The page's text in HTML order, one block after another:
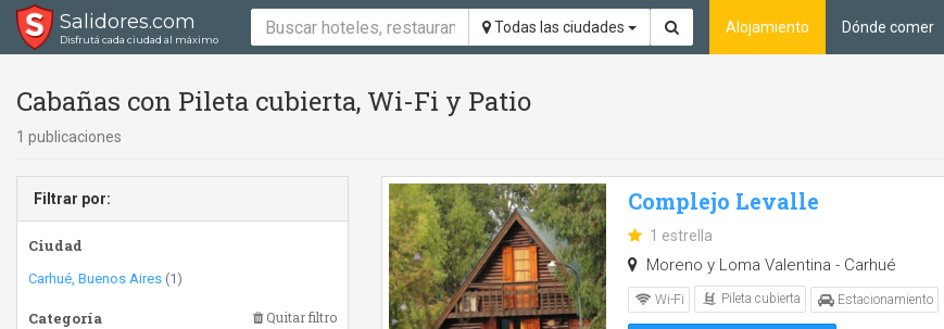
Salidores.com
Disfrutá cada ciudad al máximo
Todas las ciudades Alojamiento Dónde comer
Cabañas con Pileta cubierta, Wi-Fi y Patio
1 publicaciones
Filtrar por:
Ciudad
Carhué, Buenos Aires (1)
Categoría Quitar filtro
Complejo Levalle
1 estrella
Moreno y Loma Valentina - Carhué
Wi-Fi Pileta cubierta Estacionamiento